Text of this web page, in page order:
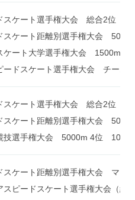
スケート選手権大会 総合2位
スケート距離別選手権大会
ケート大学選手権大会 1500m
ードスケート選手権大会 チーム
スケート選手権大会 総合2位
スケート距離別選手権大会
技選手権大会 5000m 4位
スケート距離別選手権大会 マス
スピードスケート選手権大会（